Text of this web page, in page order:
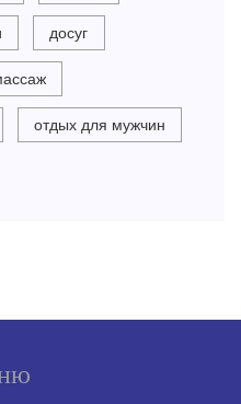
досуг
отдых для мужчин